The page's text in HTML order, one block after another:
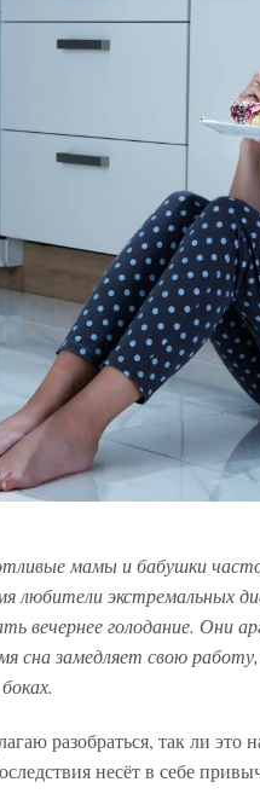
мамы и бабушки
любители экстремальных
вечернее голодание.
сна замедляет свою
разобраться, так ли
несёт в себе